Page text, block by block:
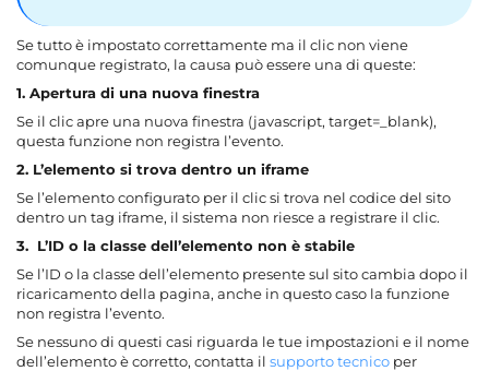
Se tutto è impostato correttamente ma il clic non viene
comunque registrato, la causa può essere una di queste:
1. Apertura di una nuova finestra
Se il clic apre una nuova finestra (javascript, target=_blank),
questa funzione non registra l’evento.
2. L’elemento si trova dentro un iframe
Se l’elemento configurato per il clic si trova nel codice del sito
dentro un tag iframe, il sistema non riesce a registrare il clic.
3. L’ID o la classe dell’elemento non è stabile
Se l’ID o la classe dell’elemento presente sul sito cambia dopo il
ricaricamento della pagina, anche in questo caso la funzione
non registra l’evento.
Se nessuno di questi casi riguarda le tue impostazioni e il nome
dell’elemento è corretto, contatta il supporto tecnico per